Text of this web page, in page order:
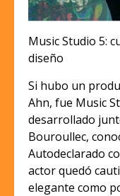
Music Studio 5:
diseño
Si hubo un
Ahn, fue Music
desarrollado
Bouroullec,
Autodeclarado
actor quedó
elegante como